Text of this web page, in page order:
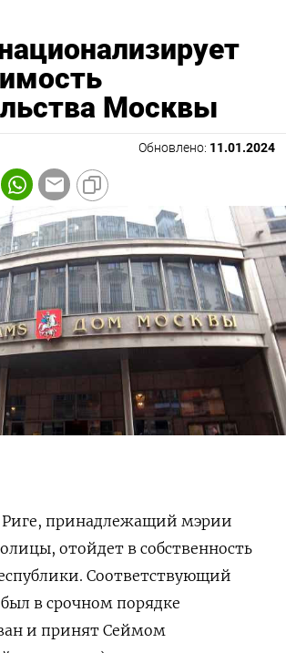
Москвы
Обновлено: 11.01.2024
принадлежащий мэрии
отойдет в собственность
Соответствующий
в срочном порядке
и принят Сеймом